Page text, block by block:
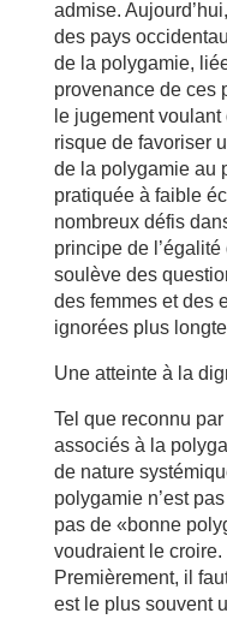
admise.
des pays
de la polygamie,
provenance de ces
le jugement
risque de favoriser
de la polygamie au
pratiquée à faible
nombreux défis
principe de
soulève des
des femmes et des
ignorées plus
Une atteinte à la
Tel que reconnu
associés à la
de nature
polygamie n’est
pas de «bonne
voudraient le croire.
Premièrement, il
est le plus souvent